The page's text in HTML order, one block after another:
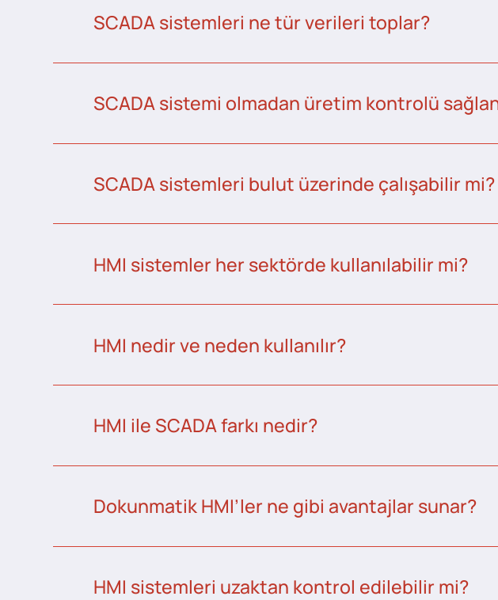
SCADA sistemleri ne tür verileri toplar?
SCADA sistemi olmadan üretim kontrolü
SCADA sistemleri bulut üzerinde çalışabilir mi?
HMI sistemler her sektörde kullanılabilir mi?
HMI nedir ve neden kullanılır?
HMI ile SCADA farkı nedir?
Dokunmatik HMI’ler ne gibi avantajlar sunar?
HMI sistemleri uzaktan kontrol edilebilir mi?